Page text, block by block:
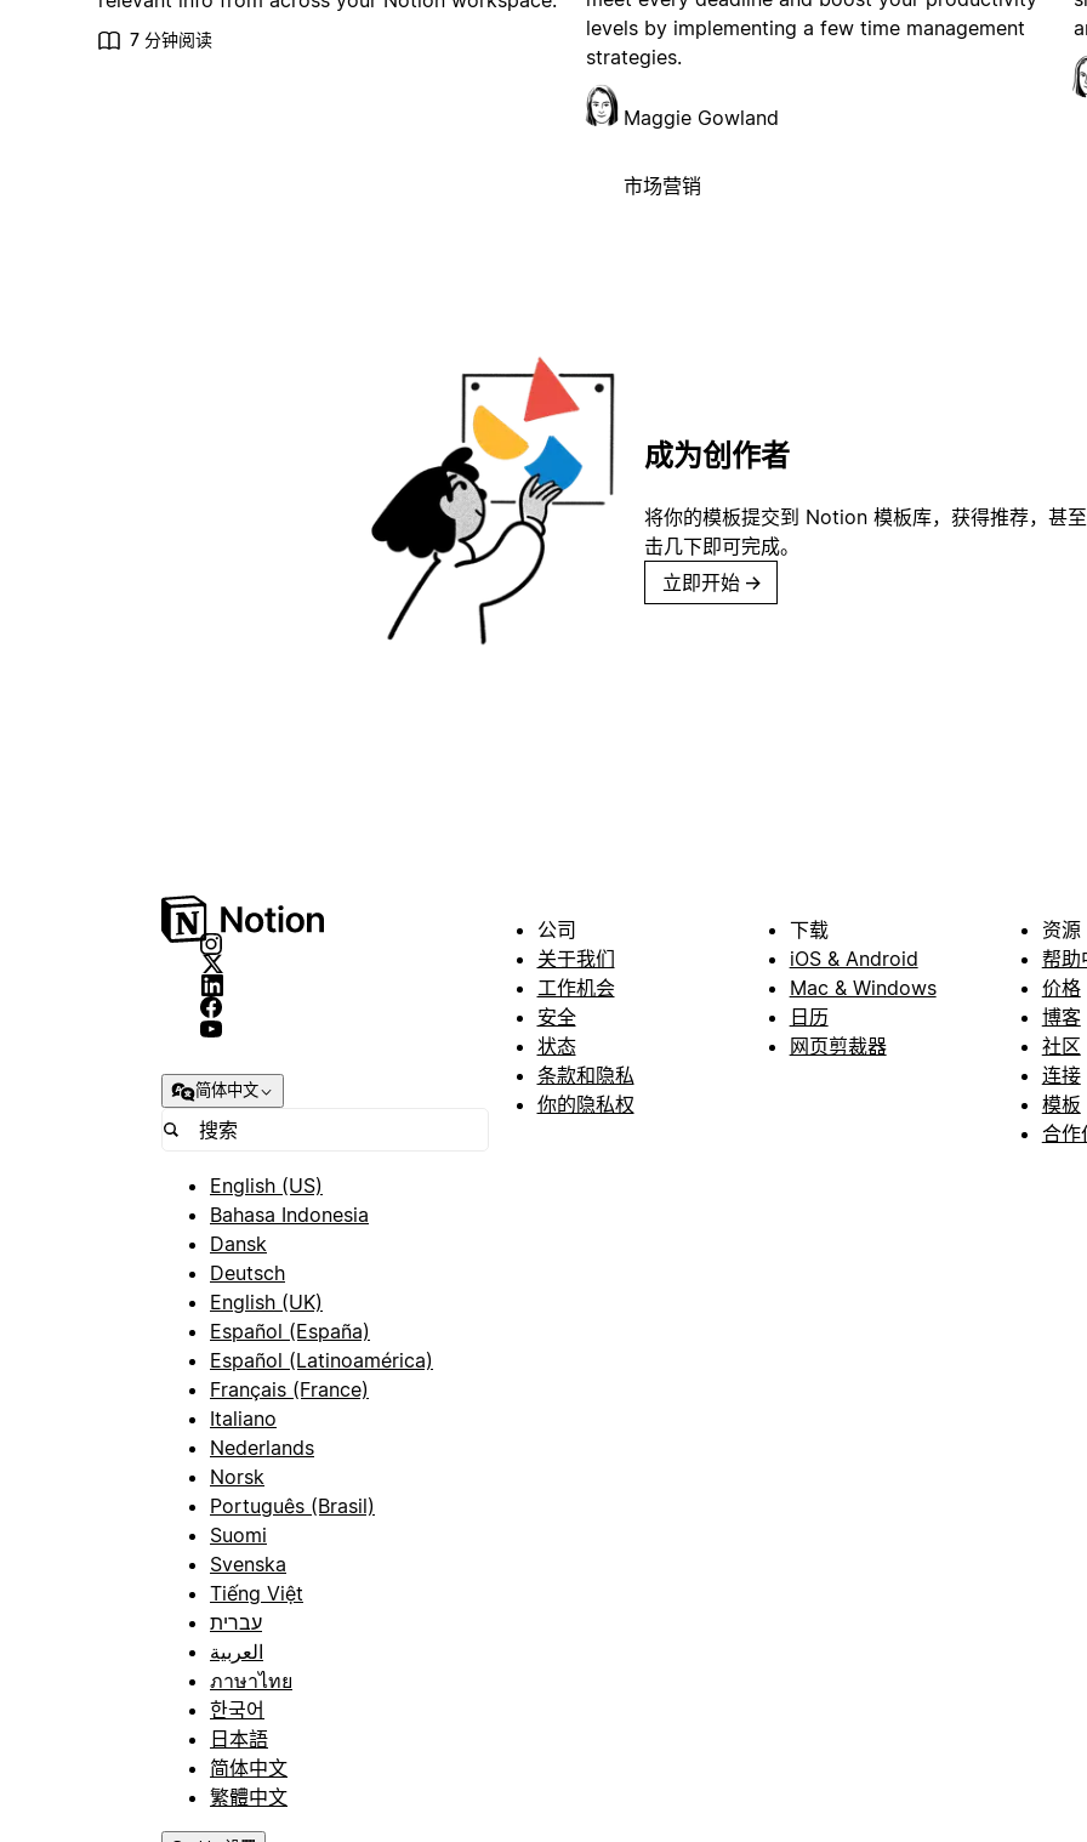
7 分钟阅读
levels by implementing a few time management
strategies.
Maggie Gowland
市场营销
成为创作者
将你的模板提交到 Notion 模板库，获得推荐，甚
击几下即可完成。
立即开始 →
简体中文
English (US)
Bahasa Indonesia
Dansk
Deutsch
English (UK)
Español (España)
Español (Latinoamérica)
Français (France)
Italiano
Nederlands
Norsk
Português (Brasil)
Suomi
Svenska
Tiếng Việt
עברית
العربية
ภาษาไทย
한국어
日本語
简体中文
繁體中文
公司
关于我们
工作机会
安全
状态
条款和隐私
你的隐私权
下载
iOS & Android
Mac & Windows
日历
网页剪裁器
资源
帮助
价格
博客
社区
连接
模板
合作